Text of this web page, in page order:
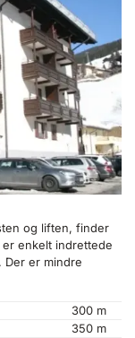
og liften, finder
enkelt indrettede
er mindre
300 m
350 m